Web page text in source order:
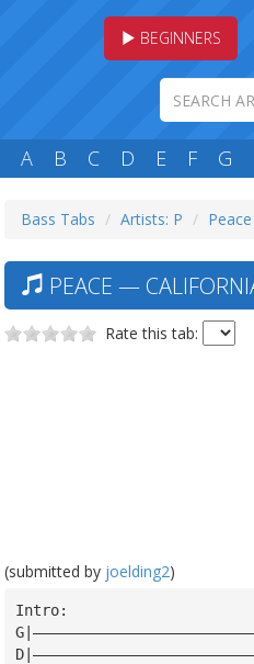
BEGINNERS
A B C D E F G
Bass Tabs Artists: P
PEACE —
Rate this tab:
(submitted by joelding2)
Intro: